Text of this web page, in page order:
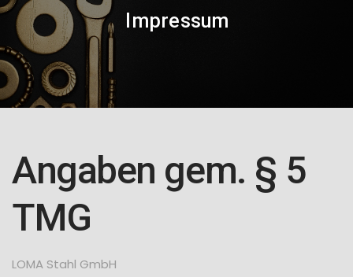
Impressum
Angaben gem. § 5
TMG
LOMA Stahl GmbH